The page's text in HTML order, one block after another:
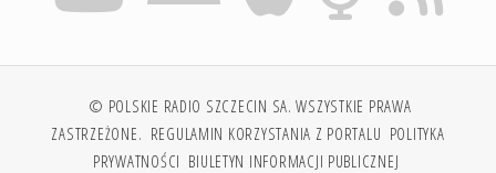
© POLSKIE RADIO SZCZECIN SA. WSZYSTKIE PRAWA
ZASTRZEŻONE. REGULAMIN KORZYSTANIA Z PORTALU POLITYKA
PRYWATNOŚCI BIULETYN INFORMACJI PUBLICZNEJ